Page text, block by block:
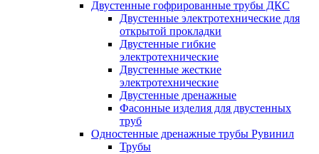
Двустенные гофрированные трубы ДКС
Двустенные электротехнические для
открытой прокладки
Двустенные гибкие
электротехнические
Двустенные жесткие
электротехнические
Двустенные дренажные
Фасонные изделия для двустенных
труб
Одностенные дренажные трубы Рувинил
Трубы